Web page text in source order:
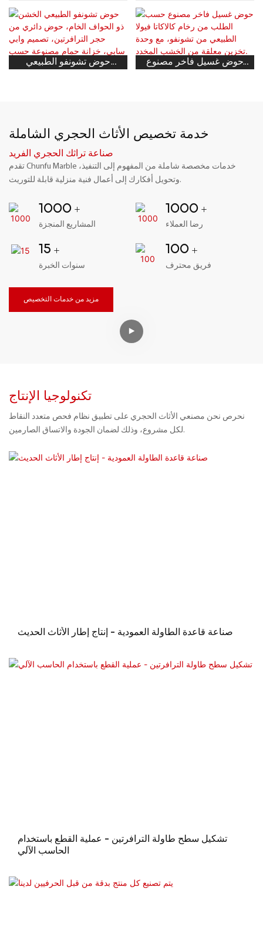
مزين بنقوش زهور مقوسة
من رخام كارارا الأبيض
الطبيعي.
رخام كالاكاتا فيولا الأسود
الطبيعي
حوض تشونفو الطبيعي
الصلب
حوض غسيل فاخر مصنوع
خدمة تخصيص الأثاث الحجري الشاملة
صناعة تراثك الحجري الفريد
تقدم Chunfu Marble خدمات مخصصة شاملة من المفهوم إلى التنفيذ،
وتحويل أفكارك إلى أعمال فنية منزلية قابلة للتوريث.
1000 +
المشاريع المنجزة
1000 +
رضا العملاء
15 +
سنوات الخبرة
100 +
فريق محترف
مزيد من خدمات التخصيص
تكنولوجيا الإنتاج
نحرص نحن مصنعي الأثاث الحجري على تطبيق نظام فحص متعدد النقاط
لكل مشروع، وذلك لضمان الجودة والاتساق الصارمين.
صناعة قاعدة الطاولة العمودية - إنتاج إطار الأثاث الحديث
تشكيل سطح طاولة الترافرتين - عملية القطع باستخدام
الحاسب الآلي